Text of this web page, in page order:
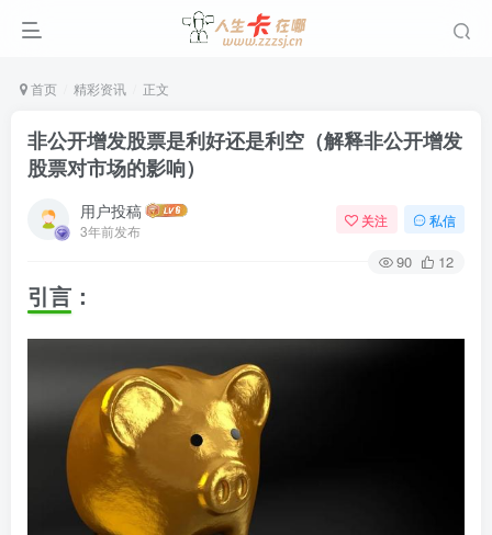
首页 精彩资讯 正文
非公开增发股票是利好还是利空（解释非公开增发
股票对市场的影响）
用户投稿
3年前发布
关注 私信
90 12
引言：